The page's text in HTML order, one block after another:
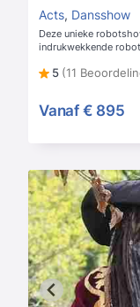
Acts, Dansshow
Deze unieke
indrukwekkende
5 (11
Vanaf € 895